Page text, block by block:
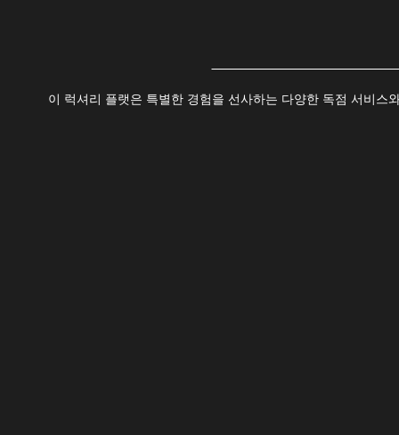
이 럭셔리 플랫은 특별한 경험을 선사하는 다양한 독점 서비스